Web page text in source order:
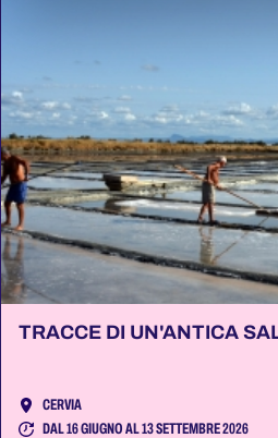
TRACCE DI UN'ANTICA
CERVIA
DAL 16 GIUGNO AL 13 SETTEMBRE 2026